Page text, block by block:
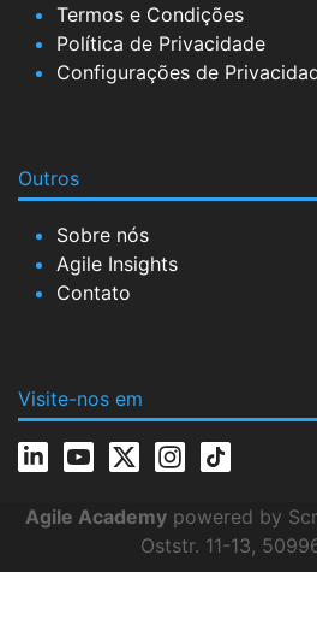
Termos e Condições
Política de Privacidade
Configurações de
Outros
Sobre nós
Agile Insights
Contato
Visite-nos em
Agile Academy powered by
Oststr. 11-13,